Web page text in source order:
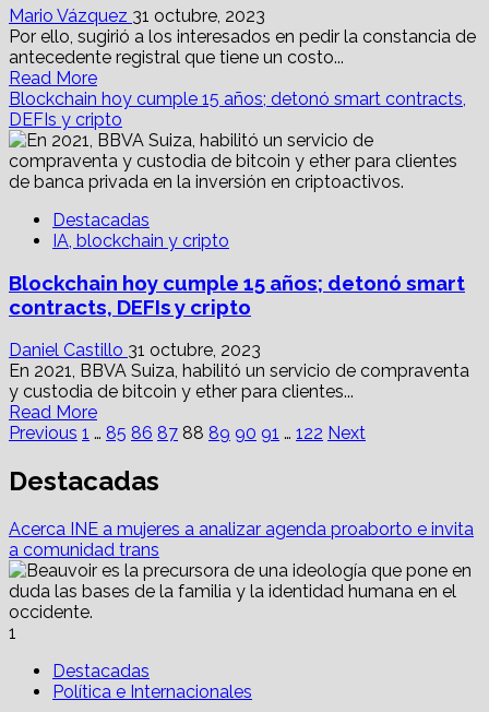
con
potencial
Mario Vázquez 31 octubre, 2023
Por ello, sugirió a los interesados en pedir la constancia de
antecedente registral que tiene un costo...
Read MoreRead
more
about
Registro
Público
de
Propiedad
CDMX
90
denuncias
notarios
y
‘coyotes’
Blockchain hoy cumple 15 años; detonó smart contracts,
DEFIs y cripto
Destacadas
IA, blockchain y cripto
Blockchain hoy cumple 15 años; detonó smart
contracts, DEFIs y cripto
Daniel Castillo 31 octubre, 2023
En 2021, BBVA Suiza, habilitó un servicio de compraventa
y custodia de bitcoin y ether para clientes...
Read MoreRead
more
Blockchain
hoy
15
años;
detonó
smart
cripto
Paginación
de
entradas
Previous 1 … 85 86 87 88 89 90 91 … 122 Next
Destacadas
Acerca INE a mujeres a analizar agenda proaborto e invita
a comunidad trans
1
Destacadas
Política e Internacionales